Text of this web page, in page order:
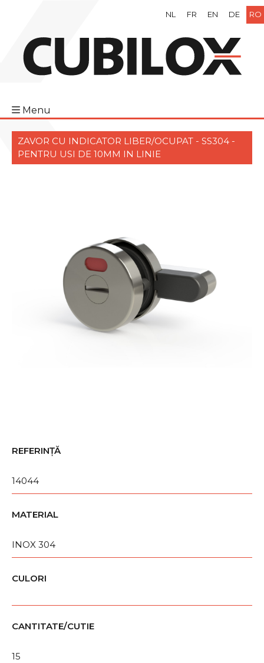
NL FR EN DE RO
Menu
ZAVOR CU INDICATOR LIBER/OCUPAT - SS304 -
PENTRU USI DE 10MM IN LINIE
REFERINȚĂ
14044
MATERIAL
INOX 304
CULORI
CANTITATE/CUTIE
15